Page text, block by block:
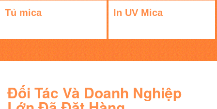
Tủ mica In UV Mica
Đối Tác Và Doanh Nghiệp